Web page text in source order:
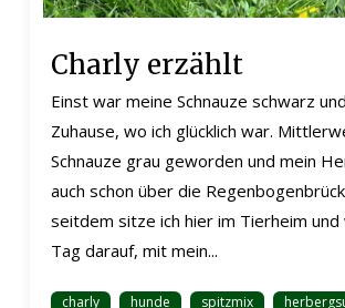
Charly erzählt
Einst war meine Schnauze schwarz
Zuhause, wo ich glücklich war.
Schnauze grau geworden und mein
auch schon über die
seitdem sitze ich hier im Tierheim
Tag darauf, mit mein...
charly hunde spitzmix